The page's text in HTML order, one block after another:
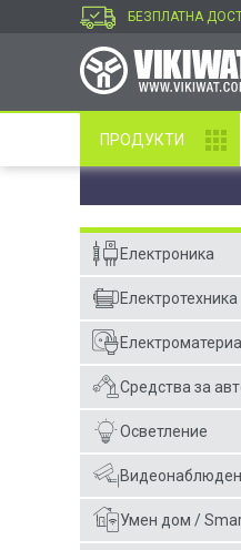
БЕЗПЛАТНА
ПРОДУКТИ
Електроника
Електротехника
Средства за
Осветление
Умен дом /